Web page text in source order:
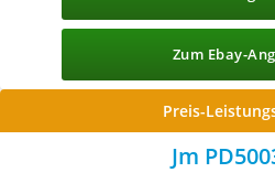
Zum Ebay-
Preis-
Jm